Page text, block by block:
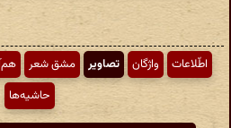
اطّلاعات واژگان تصاویر مشق شعر
حاشیه‌ها